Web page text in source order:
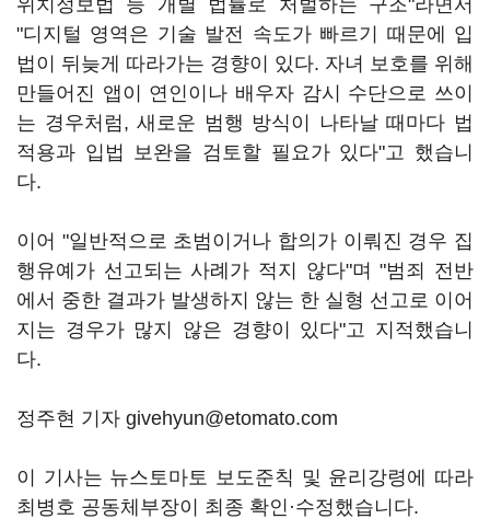
위치정보법 등 개별 법률로 처벌하는 구조"라면서
"디지털 영역은 기술 발전 속도가 빠르기 때문에 입
법이 뒤늦게 따라가는 경향이 있다. 자녀 보호를 위해
만들어진 앱이 연인이나 배우자 감시 수단으로 쓰이
는 경우처럼, 새로운 범행 방식이 나타날 때마다 법
적용과 입법 보완을 검토할 필요가 있다"고 했습니
다.
이어 "일반적으로 초범이거나 합의가 이뤄진 경우 집
행유예가 선고되는 사례가 적지 않다"며 "범죄 전반
에서 중한 결과가 발생하지 않는 한 실형 선고로 이어
지는 경우가 많지 않은 경향이 있다"고 지적했습니
다.
정주현 기자 givehyun@etomato.com
이 기사는 뉴스토마토 보도준칙 및 윤리강령에 따라
최병호 공동체부장이 최종 확인·수정했습니다.